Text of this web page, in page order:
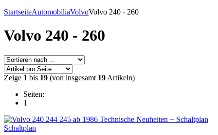
StartseiteAutomobiliaVolvoVolvo 240 - 260
Volvo 240 - 260
Zeige 1 bis 19 (von insgesamt 19 Artikeln)
Seiten:
1